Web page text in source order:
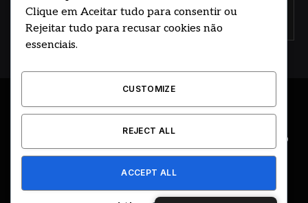
Concorde com nossos termos e acordo de
© 2026 DESENVOLVIDO POR HOSTING PRIME BRASIL
CIDADE E REGIÃO
COLUNAS
EDITORIAL EVENTOS
GOVERNO
CLASSIFICADOS
Clique em Aceitar tudo para consentir ou
Rejeitar tudo para recusar cookies não
essenciais.
CUSTOMIZE
REJECT ALL
ACCEPT ALL